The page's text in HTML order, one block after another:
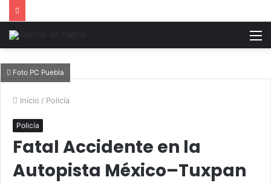
Foto PC Puebla
Inicio / Policía
Policía
Fatal Accidente en la
Autopista México–Tuxpan